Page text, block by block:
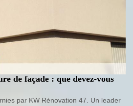
de façade : que devez-vous
par KW Rénovation 47. Un leader